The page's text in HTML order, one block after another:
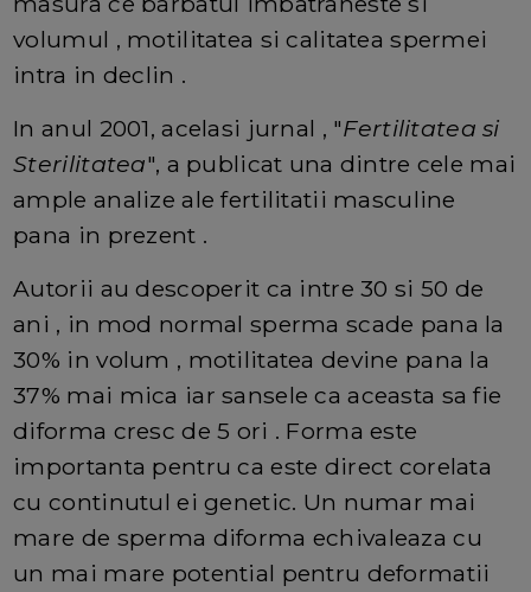
volumul , motilitatea si calitatea spermei
intra in declin .
In anul 2001, acelasi jurnal , "Fertilitatea si
Sterilitatea", a publicat una dintre cele mai
ample analize ale fertilitatii masculine
pana in prezent .
Autorii au descoperit ca intre 30 si 50 de
ani , in mod normal sperma scade pana la
30% in volum , motilitatea devine pana la
37% mai mica iar sansele ca aceasta sa fie
diforma cresc de 5 ori . Forma este
importanta pentru ca este direct corelata
cu continutul ei genetic. Un numar mai
mare de sperma diforma echivaleaza cu
un mai mare potential pentru deformatii